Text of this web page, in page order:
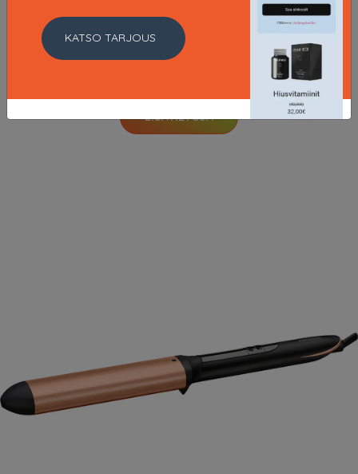
9000 Cordless Tong, Babyliss Kihartimet & lämpörullat
LISÄTIETOJA
KATSO TARJOUS